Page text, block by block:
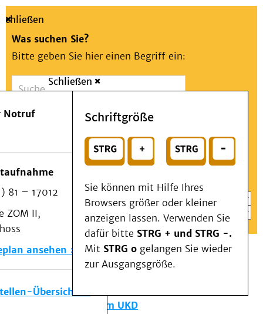
Suche
Schließen
Was suchen Sie?
Bitte geben Sie hier einen Begriff ein:
Suchen
oder
Wählen Sie ein Thema für Ihren Schnelleinstieg
Notfall
Schließen
Notruf
81 – 17012
ZOM II,
ansehen
Übersicht
Schriftgröße
Sie können mit Hilfe Ihres
Browsers größer oder kleiner
anzeigen lassen. Verwenden Sie
dafür bitte STRG + und STRG -.
Mit STRG o gelangen Sie wieder
zur Ausgangsgröße.
Menü
Patienten & Besucher
Kliniken/Institute/Zentren
Als Patient am UKD
Beratung und Unterstützung
Veranstaltungen
Kommunikation im Medizinwesen (KIM)
Notfall
Forschung & Lehre
Die Institute des UKD
Forschung am UKD